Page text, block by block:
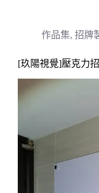
作品集, 招牌
[玖陽視覺]壓克力